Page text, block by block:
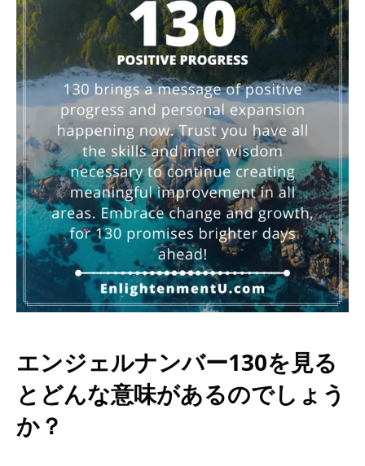
エンジェルナンバー130を見る
とどんな意味があるのでしょう
か？